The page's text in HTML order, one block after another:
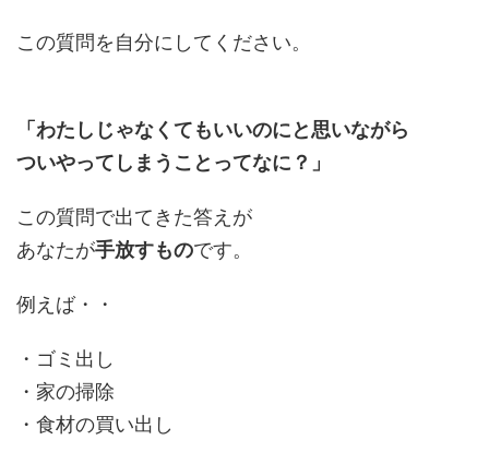
この質問を自分にしてください。
「わたしじゃなくてもいいのにと思いながら
ついやってしまうことってなに？」
この質問で出てきた答えが
あなたが手放すものです。
例えば・・
・ゴミ出し
・家の掃除
・食材の買い出し